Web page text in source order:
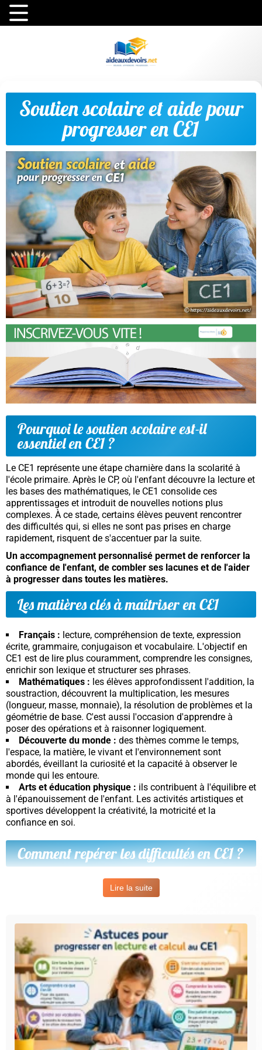
Soutien scolaire et aide pour
progresser en CE1
Pourquoi le soutien scolaire est-il
essentiel en CE1 ?
Le CE1 représente une étape charnière dans la scolarité à
l'école primaire. Après le CP, où l'enfant découvre la lecture et
les bases des mathématiques, le CE1 consolide ces
apprentissages et introduit de nouvelles notions plus
complexes. À ce stade, certains élèves peuvent rencontrer
des difficultés qui, si elles ne sont pas prises en charge
rapidement, risquent de s'accentuer par la suite.
Un accompagnement personnalisé permet de renforcer la
confiance de l'enfant, de combler ses lacunes et de l'aider
à progresser dans toutes les matières.
Les matières clés à maîtriser en CE1
Français : lecture, compréhension de texte, expression
écrite, grammaire, conjugaison et vocabulaire. L'objectif en
CE1 est de lire plus couramment, comprendre les consignes,
enrichir son lexique et structurer ses phrases.
Mathématiques : les élèves approfondissent l'addition, la
soustraction, découvrent la multiplication, les mesures
(longueur, masse, monnaie), la résolution de problèmes et la
géométrie de base. C'est aussi l'occasion d'apprendre à
poser des opérations et à raisonner logiquement.
Découverte du monde : des thèmes comme le temps,
l'espace, la matière, le vivant et l'environnement sont
abordés, éveillant la curiosité et la capacité à observer le
monde qui les entoure.
Arts et éducation physique : ils contribuent à l'équilibre et
à l'épanouissement de l'enfant. Les activités artistiques et
sportives développent la créativité, la motricité et la
confiance en soi.
Comment repérer les difficultés en CE1 ?
Il est important de rester attentif aux signes qui peuvent
révéler des difficultés scolaires :
Des résultats en baisse ou des commentaires négatifs
sur le bulletin
Des difficultés à lire ou à comprendre les consignes
Des erreurs fréquentes en calcul ou en résolution de
problèmes
Un manque de participation en classe
En repérant rapidement ces signaux, il est plus facile de
mettre en place des solutions adaptées et d'éviter le
décrochage.
Lire la suite